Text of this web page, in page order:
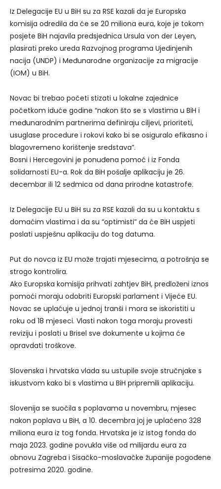
Iz Delegacije EU u BiH su za RSE kazali da je Europska
komisija odredila da će se 20 miliona eura, koje je tokom
posjete BiH najavila predsjednica Ursula von der Leyen,
plasirati preko ureda Razvojnog programa Ujedinjenih
nacija (UNDP) i Međunarodne organizacije za migracije
(IOM) u BiH.
Novac bi trebao početi stizati u lokalne zajednice
početkom iduće godine “nakon što se s vlastima u BiH i
međunarodnim partnerima definiraju ciljevi, prioriteti,
usuglase procedure i rokovi kako bi se osiguralo efikasno i
blagovremeno korištenje sredstava”.
Bosni i Hercegovini je ponuđena pomoć i iz Fonda
solidarnosti EU-a. Rok da BiH pošalje aplikaciju je 26.
decembar ili 12 sedmica od dana prirodne katastrofe.
Iz Delegacije EU u BiH su za RSE kazali da su u kontaktu s
domaćim vlastima i da su “optimisti” da će BiH uspjeti
poslati uspješnu aplikaciju do tog datuma.
Put do novca iz EU može trajati mjesecima, a potrošnja se
strogo kontrolira.
Ako Europska komisija prihvati zahtjev BiH, predloženi iznos
pomoći moraju odobriti Europski parlament i Vijeće EU.
Novac se uplaćuje u jednoj tranši i mora se iskoristiti u
roku od 18 mjeseci. Vlasti nakon toga moraju provesti
reviziju i poslati u Brisel sve dokumente u kojima će
opravdati troškove.
Slovenska i hrvatska vlada su ustupile svoje stručnjake s
iskustvom kako bi s vlastima u BiH pripremili aplikaciju.
Slovenija se suočila s poplavama u novembru, mjesec
nakon poplava u BiH, a 10. decembra joj je uplaćeno 328
miliona eura iz tog fonda. Hrvatska je iz istog fonda do
maja 2023. godine povukla više od milijardu eura za
obnovu Zagreba i Sisačko-moslavačke županije pogođene
potresima 2020. godine.